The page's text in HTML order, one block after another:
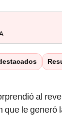
al
que le generó